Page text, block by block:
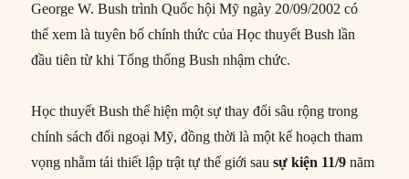
George W. Bush trình Quốc hội Mỹ ngày 20/09/2002 có
thể xem là tuyên bố chính thức của Học thuyết Bush lần
đầu tiên từ khi Tổng thống Bush nhậm chức.
Học thuyết Bush thể hiện một sự thay đổi sâu rộng trong
chính sách đối ngoại Mỹ, đồng thời là một kế hoạch tham
vọng nhằm tái thiết lập trật tự thế giới sausự kiện 11/9 năm